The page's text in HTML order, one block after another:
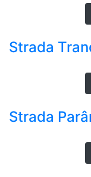
Strada
Strada